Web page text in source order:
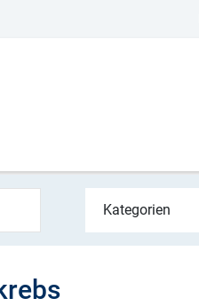
Kategorien